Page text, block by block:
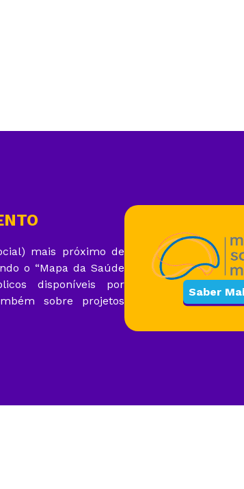
mais próximo de
o “Mapa da Saúde
disponíveis por
sobre projetos
Saber